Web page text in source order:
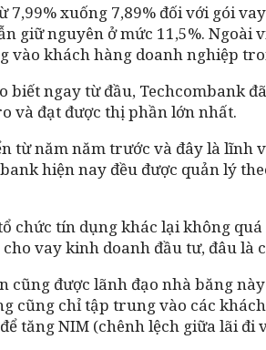
xuống 7,89% đối với gói
giữ nguyên ở mức 11,5%.
vào khách hàng doanh nghiệp
biết ngay từ đầu, Techcombank
và đạt được thị phần lớn nhất.
từ năm năm trước và đây là lĩnh
hiện nay đều được quản lý
tín dụng khác lại không
vay kinh doanh đầu tư, đâu là
được lãnh đạo nhà băng
cũng chỉ tập trung vào các
tăng NIM (chênh lệch giữa lãi